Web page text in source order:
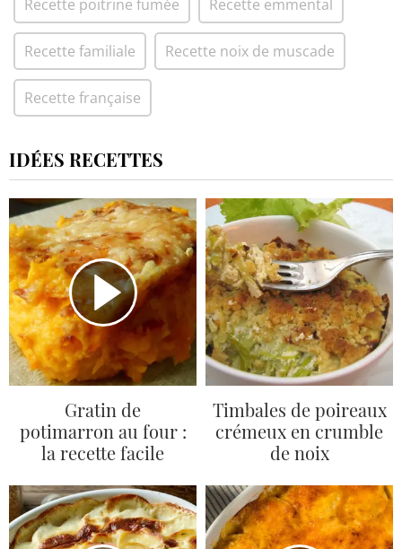
Recette poitrine fumée Recette emmental
Recette familiale Recette noix de muscade
Recette française
IDÉES RECETTES
Gratin de
potimarron au four :
la recette facile
Timbales de poireaux
crémeux en crumble
de noix